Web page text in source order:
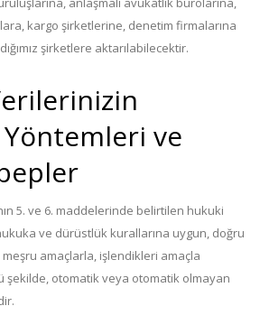
kargo şirketlerine, denetim firmalarına
şirketlere aktarılabilecektir.
ve
5. ve 6. maddelerinde belirtilen hukuki
ve dürüstlük kurallarına uygun, doğru
meşru amaçlarla, işlendikleri amaçla
şekilde, otomatik veya otomatik olmayan